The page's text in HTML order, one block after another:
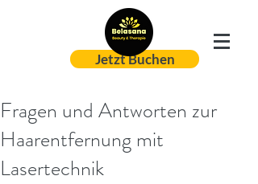
Jetzt Buchen
Fragen und Antworten zur
Haarentfernung mit
Lasertechnik